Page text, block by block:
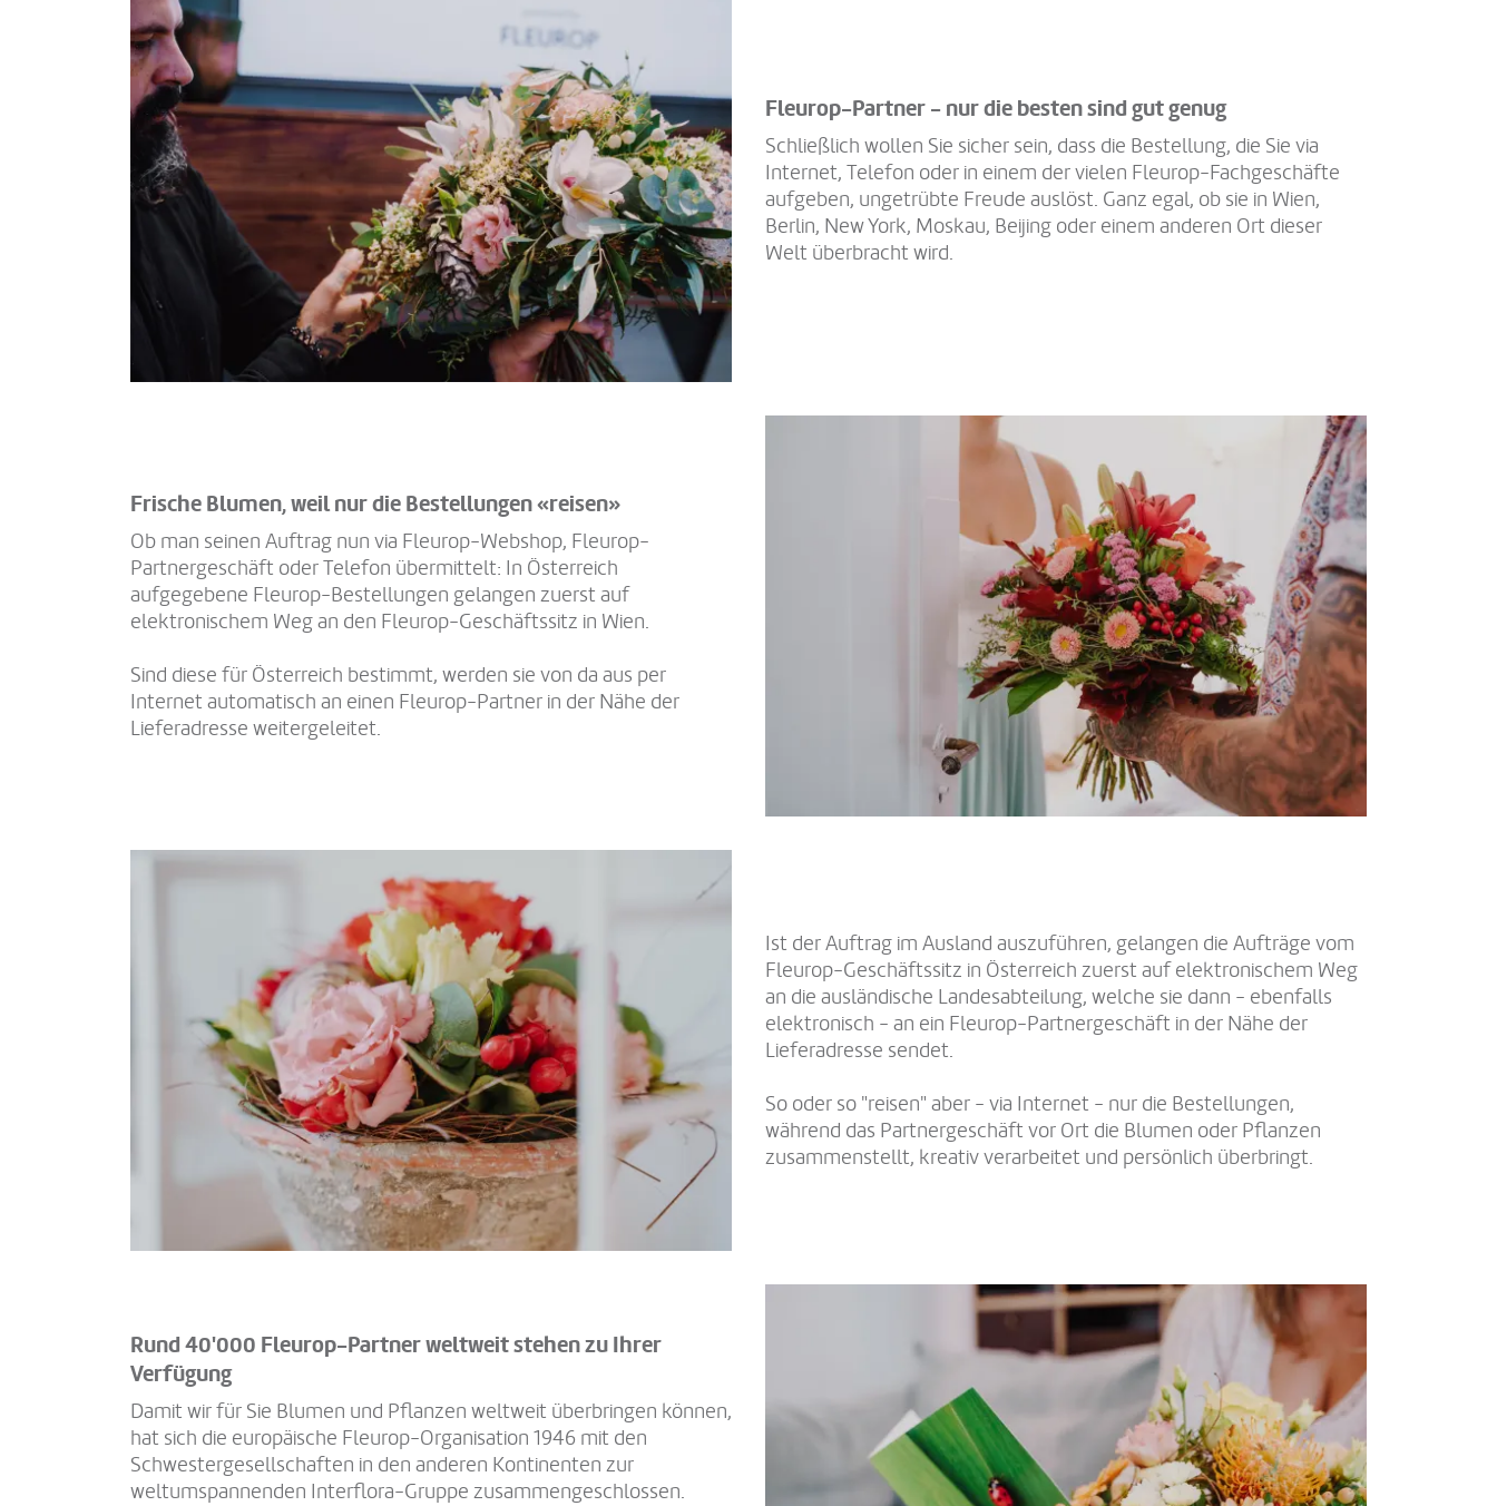
Fleurop-Partner - nur die besten sind gut genug
Schließlich wollen Sie sicher sein, dass die Bestellung, die Sie via
Internet, Telefon oder in einem der vielen Fleurop-Fachgeschäfte
aufgeben, ungetrübte Freude auslöst. Ganz egal, ob sie in Wien,
Berlin, New York, Moskau, Beijing oder einem anderen Ort dieser
Welt überbracht wird.
Frische Blumen, weil nur die Bestellungen «reisen»
Ob man seinen Auftrag nun via Fleurop-Webshop, Fleurop-
Partnergeschäft oder Telefon übermittelt: In Österreich
aufgegebene Fleurop-Bestellungen gelangen zuerst auf
elektronischem Weg an den Fleurop-Geschäftssitz in Wien.
Sind diese für Österreich bestimmt, werden sie von da aus per
Internet automatisch an einen Fleurop-Partner in der Nähe der
Lieferadresse weitergeleitet.
Ist der Auftrag im Ausland auszuführen, gelangen die Aufträge vom
Fleurop-Geschäftssitz in Österreich zuerst auf elektronischem Weg
an die ausländische Landesabteilung, welche sie dann - ebenfalls
elektronisch - an ein Fleurop-Partnergeschäft in der Nähe der
Lieferadresse sendet.
So oder so "reisen" aber - via Internet - nur die Bestellungen,
während das Partnergeschäft vor Ort die Blumen oder Pflanzen
zusammenstellt, kreativ verarbeitet und persönlich überbringt.
Rund 40'000 Fleurop-Partner weltweit stehen zu Ihrer
Verfügung
Damit wir für Sie Blumen und Pflanzen weltweit überbringen können,
hat sich die europäische Fleurop-Organisation 1946 mit den
Schwestergesellschaften in den anderen Kontinenten zur
weltumspannenden Interflora-Gruppe zusammengeschlossen.